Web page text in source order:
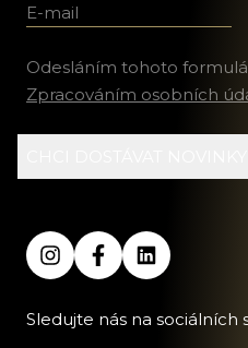
E-mail
Odesláním tohoto
Zpracováním osobních
Sledujte nás na sociálních